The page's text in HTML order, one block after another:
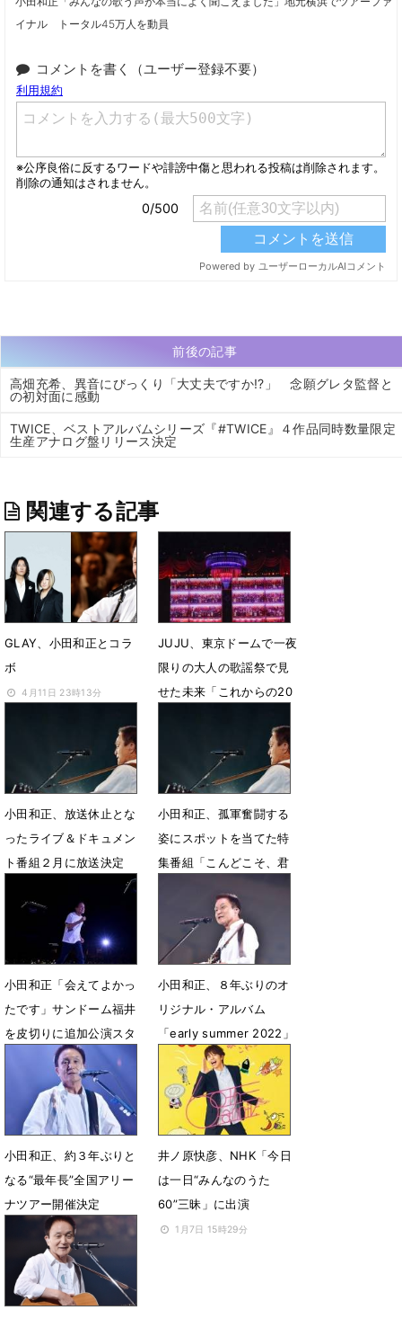
イナル トータル45万人を動員
コメントを書く（ユーザー登録不要）
前後の記事
高畑充希、異音にびっくり「大丈夫ですか!?」 念願グレタ監督と
の初対面に感動
TWICE、ベストアルバムシリーズ『#TWICE』４作品同時数量限定
生産アナログ盤リリース決定
関連する記事
GLAY、小田和正とコラ
ボ
4月11日 23時13分
JUJU、東京ドームで一夜
限りの大人の歌謡祭で見
せた未来「これからの20
小田和正、放送休止とな
ったライブ＆ドキュメン
ト番組２月に放送決定
小田和正、孤軍奮闘する
姿にスポットを当てた特
集番組「こんどこそ、君
11月21日 18時50分
小田和正「会えてよかっ
たです」サンドーム福井
を皮切りに追加公演スタ
ート 新曲も初披露
5月3日 23時20分
小田和正、８年ぶりのオ
リジナル・アルバム
「early summer 2022」
発売決定
4月29日 07時00分
小田和正、約３年ぶりと
なる“最年長”全国アリー
ナツアー開催決定
2月25日 14時48分
井ノ原快彦、NHK「今日
は一日“みんなのうた
60”三昧」に出演
1月7日 15時29分